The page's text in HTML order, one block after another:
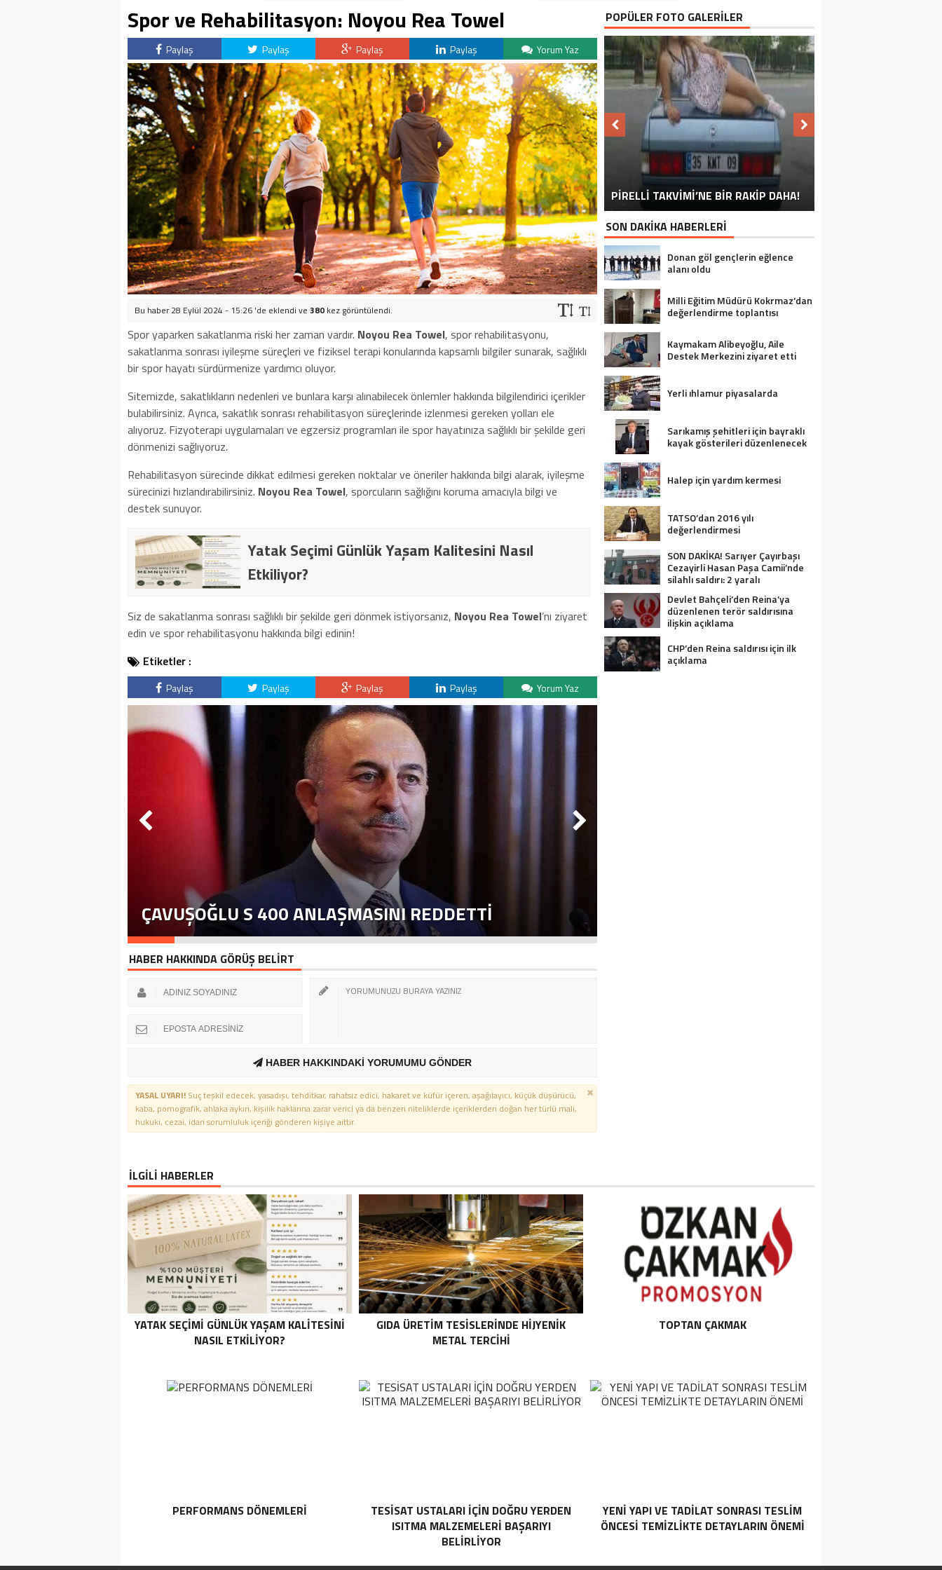
Spor ve Rehabilitasyon: Noyou Rea Towel
Paylaş Paylaş Paylaş Paylaş Yorum Yaz
Bu haber 28 Eylül 2024 - 15:26 'de eklendi ve 380 kez görüntülendi.
Spor yaparken sakatlanma riski her zaman vardır. Noyou Rea Towel, spor rehabilitasyonu,
sakatlanma sonrası iyileşme süreçleri ve fiziksel terapi konularında kapsamlı bilgiler sunarak, sağlıklı
bir spor hayatı sürdürmenize yardımcı oluyor.
Sitemizde, sakatlıkların nedenleri ve bunlara karşı alınabilecek önlemler hakkında bilgilendirici içerikler
bulabilirsiniz. Ayrıca, sakatlık sonrası rehabilitasyon süreçlerinde izlenmesi gereken yolları ele
alıyoruz. Fizyoterapi uygulamaları ve egzersiz programları ile spor hayatınıza sağlıklı bir şekilde geri
dönmenizi sağlıyoruz.
Rehabilitasyon sürecinde dikkat edilmesi gereken noktalar ve öneriler hakkında bilgi alarak, iyileşme
sürecinizi hızlandırabilirsiniz. Noyou Rea Towel, sporcuların sağlığını koruma amacıyla bilgi ve
destek sunuyor.
Yatak Seçimi Günlük Yaşam Kalitesini Nasıl
Etkiliyor?
Siz de sakatlanma sonrası sağlıklı bir şekilde geri dönmek istiyorsanız, Noyou Rea Towel’nı ziyaret
edin ve spor rehabilitasyonu hakkında bilgi edinin!
Etiketler :
Paylaş Paylaş Paylaş Paylaş Yorum Yaz
ÇAVUŞOĞLU S 400 ANLAŞMASINI REDDETTI
HABER HAKKINDA GÖRÜŞ BELİRT
HABER HAKKINDAKİ YORUMUMU GÖNDER
YASAL UYARI! Suç teşkil edecek, yasadışı, tehditkar, rahatsız edici, hakaret ve küfür içeren, aşağılayıcı, küçük düşürücü,
kaba, pornografik, ahlaka aykırı, kişilik haklarına zarar verici ya da benzeri niteliklerde içeriklerden doğan her türlü mali,
hukuki, cezai, idari sorumluluk içeriği gönderen kişiye aittir.
POPÜLER FOTO GALERİLER
PİRELLİ TAKVİMİ’NE BİR RAKİP DAHA!
EN İYİ ‘KURBAN BAYRAMI’ CAPSLERİ!
BUNU SÖYLEMEYEN ESNAF GÖRDÜNÜZ
MÜ?
FOTOĞRAFLARLA HIZAN
FOTOĞRAFLARLA BITLIS
FOTOĞRAFLARLA TATVAN
FOTOĞRAFLARLA GÜROYMAK
FOTOĞRAFLARLA AHLAT
FOTOĞRAFLARLA ADILCEVAZ
FOTOĞRAFLARLA MUTKI
SON DAKİKA HABERLERİ
Donan göl gençlerin eğlence
alanı oldu
Milli Eğitim Müdürü Kokrmaz’dan
değerlendirme toplantısı
Kaymakam Alibeyoğlu, Aile
Destek Merkezini ziyaret etti
Yerli ıhlamur piyasalarda
Sarıkamış şehitleri için bayraklı
kayak gösterileri düzenlenecek
Halep için yardım kermesi
TATSO’dan 2016 yılı
değerlendirmesi
SON DAKİKA! Sarıyer Çayırbaşı
Cezayirli Hasan Paşa Camii’nde
silahlı saldırı: 2 yaralı
Devlet Bahçeli’den Reina’ya
düzenlenen terör saldırısına
ilişkin açıklama
CHP’den Reina saldırısı için ilk
açıklama
İLGİLİ HABERLER
YATAK SEÇIMI GÜNLÜK YAŞAM KALITESINI
NASIL ETKILIYOR?
GIDA ÜRETIM TESISLERINDE HIJYENIK
METAL TERCIHI
TOPTAN ÇAKMAK
PERFORMANS DÖNEMLERI
TESISAT USTALARI İÇIN DOĞRU YERDEN
ISITMA MALZEMELERI BAŞARIYI
BELIRLIYOR
YENI YAPI VE TADILAT SONRASI TESLIM
ÖNCESI TEMIZLIKTE DETAYLARIN ÖNEMI